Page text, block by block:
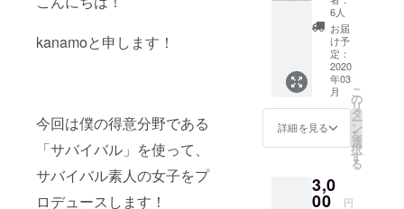
kanamoと申します！
今回は僕の得意分野である
「サバイバル」を使って、
サバイバル素人の女子をプ
ロデュースします！
バイバル体
験実績多数
載せま
す】 あ
なたの
名前を
YouTub
e動画の
説明欄
にスポ
ンサー
として
記載し
表示：
動画１
6人
お届
け予
定：
2020
年03
月
詳細を見る
こ
の
リ
タ
ー
ン
を
選
択
す
る
3,0
00 円